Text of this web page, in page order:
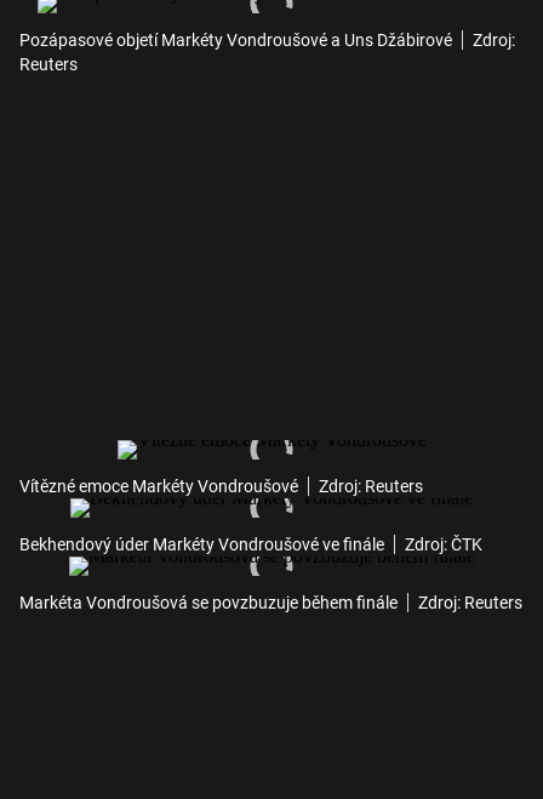
Pozápasové objetí Markéty Vondroušové a Uns Džábirové
Zdroj:
Reuters
Vítězné emoce Markéty Vondroušové Zdroj: Reuters
Bekhendový úder Markéty Vondroušové ve finále Zdroj: ČTK
Markéta Vondroušová se povzbuzuje během finále Zdroj: Reuters